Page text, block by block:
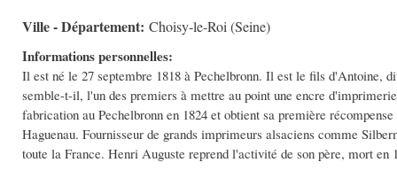
Ville - Département: Choisy-le-Roi (Seine)
Informations personnelles:
Il est né le 27 septembre 1818 à Pechelbronn. Il est le fils d'Antoine,
semble-t-il, l'un des premiers à mettre au point une encre
fabrication au Pechelbronn en 1824 et obtient sa première
Haguenau. Fournisseur de grands imprimeurs alsaciens comme
toute la France. Henri Auguste reprend l'activité de son père, mort